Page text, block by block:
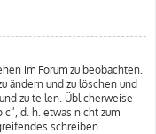
im Forum zu beobachten.
ändern und zu löschen und
zu teilen. Üblicherweise
d. h. etwas nicht zum
schreiben.